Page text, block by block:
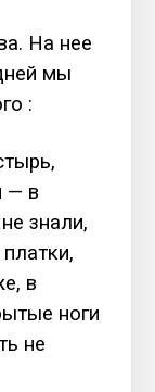
На нее
мы
:
— в
знали,
в
ноги
не